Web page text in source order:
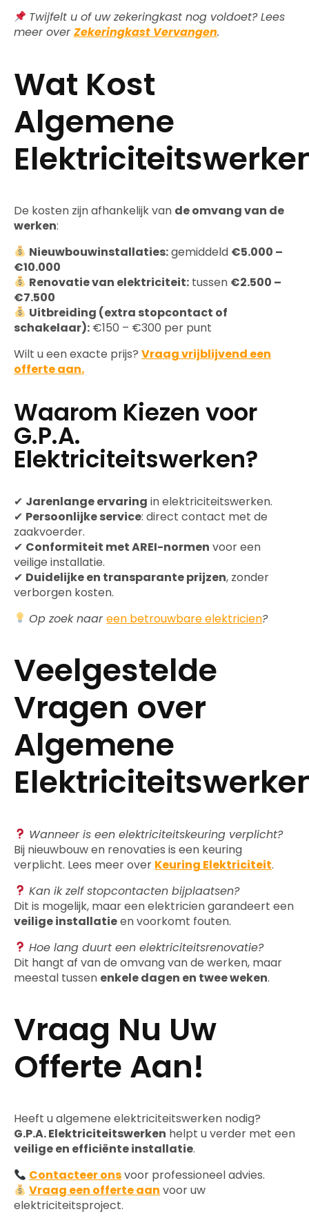
Twijfelt u of uw zekeringkast nog voldoet? Lees
meer overZekeringkast Vervangen.
Wat Kost
Algemene
De kosten zijn afhankelijk van de omvang van de
werken:
Nieuwbouwinstallaties:gemiddeld €5.000 –
€10.000
Renovatie van elektriciteit: tussen €2.500 –
€7.500
Uitbreiding (extra stopcontact of
schakelaar): €150 – €300 per punt
Wilt u een exacte prijs? Vraag vrijblijvend een
offerte aan.
Waarom Kiezen voor
G.P.A.
Elektriciteitswerken?
✔ Jarenlange ervaring in elektriciteitswerken.
✔ Persoonlijke service: direct contact met de
zaakvoerder.
✔ Conformiteit met AREI-normen voor een
veilige installatie.
✔ Duidelijke en transparante prijzen, zonder
verborgen kosten.
Op zoek naareen betrouwbare elektricien?
Veelgestelde
Vragen over
Algemene
Wanneer is een elektriciteitskeuring verplicht?
Bij nieuwbouw en renovaties is een keuring
verplicht. Lees meer over Keuring Elektriciteit.
Kan ik zelf stopcontacten bijplaatsen?
Dit is mogelijk, maar een elektricien garandeert een
veilige installatieen voorkomt fouten.
Hoe lang duurt een elektriciteitsrenovatie?
Dit hangt af van de omvang van de werken, maar
meestal tussen enkele dagen en twee weken.
Vraag Nu Uw
Offerte Aan!
Heeft u algemene elektriciteitswerken nodig?
G.P.A. Elektriciteitswerken helpt u verder met een
veilige en efficiënte installatie.
Contacteer onsvoor professioneel advies.
Vraag een offerte aan voor uw
elektriciteitsproject.